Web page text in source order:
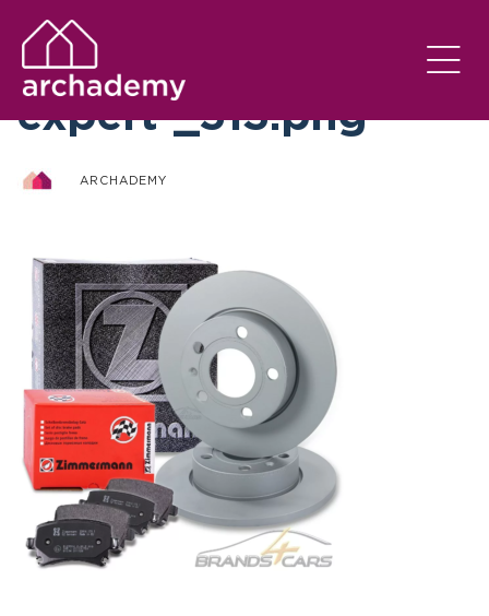
otto-zimmermann-
expert-_513.png
ARCHADEMY